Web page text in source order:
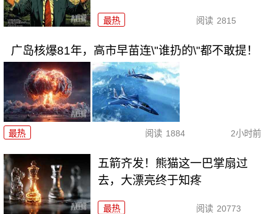
最热 阅读 2815
广岛核爆81年，高市早苗连\"谁扔的\"都不敢提！
最热 阅读 1884 2小时前
五箭齐发！熊猫这一巴掌扇过
去，大漂亮终于知疼
最热 阅读 20773